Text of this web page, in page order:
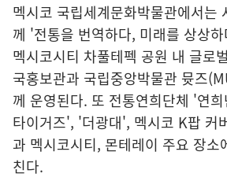
멕시코 국립세계문화박물관에서는
께 '전통을 번역하다, 미래를 상상
멕시코시티 차풀테펙 공원 내 글로
국홍보관과 국립중앙박물관 뮷즈
께 운영된다. 또 전통연희단체 '연
타이거즈', '더광대', 멕시코 K팝 커
과 멕시코시티, 몬테레이 주요 장소
친다.